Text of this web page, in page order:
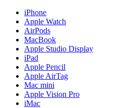
iPhone
Apple Watch
AirPods
MacBook
Apple Studio Display
iPad
Apple Pencil
Apple AirTag
Mac mini
Apple Vision Pro
iMac